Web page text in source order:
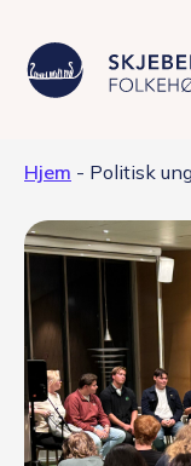
Livet på
Skolen
Kontakt
Valgfag
Hjem - Politisk